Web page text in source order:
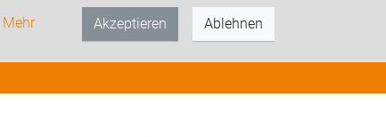
Mehr
Akzeptieren Ablehnen